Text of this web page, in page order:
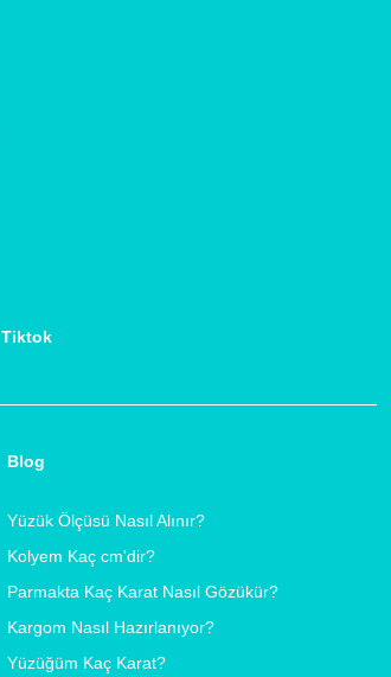
Tiktok
Blog
Yüzük Ölçüsü Nasıl Alınır?
Kolyem Kaç cm'dir?
Parmakta Kaç Karat Nasıl Gözükür?
Kargom Nasıl Hazırlanıyor?
Yüzüğüm Kaç Karat?